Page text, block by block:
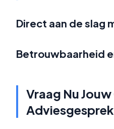
Direct aan de slag
Betrouwbaarheid
Vraag Nu